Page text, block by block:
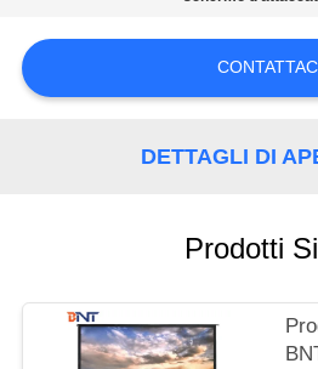
CONFERENCE
DEL
SITO
DETTAGLI DI
Prodotti